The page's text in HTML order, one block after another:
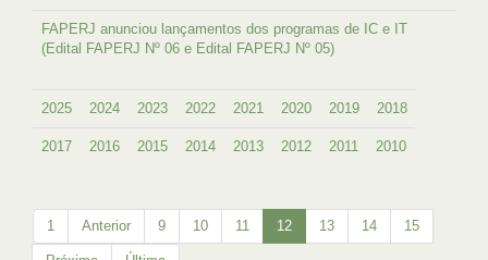
FAPERJ anunciou lançamentos dos programas de IC e IT
(Edital FAPERJ Nº 06 e Edital FAPERJ Nº 05)
2025 2024 2023 2022 2021 2020 2019 2018
2017 2016 2015 2014 2013 2012 2011 2010
1 Anterior 9 10 11 12 13 14 15